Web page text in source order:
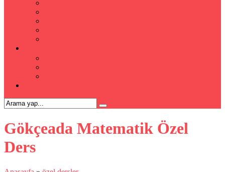
Gökçeada Matematik Özel
Ders